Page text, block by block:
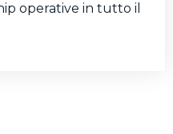
operative in tutto il